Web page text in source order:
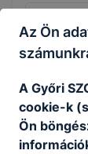
A
A Győri
nyerte el
Iskola
Az Ön
A Győri
cookie-k
Ön